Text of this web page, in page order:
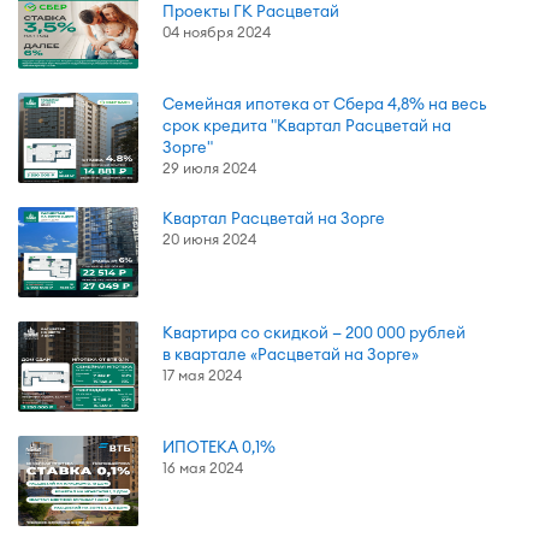
Проекты ГК Расцветай
04 ноября 2024
Семейная ипотека от Сбера 4,8% на весь
срок кредита "Квартал Расцветай на
Зорге"
29 июля 2024
Квартал Расцветай на Зорге
20 июня 2024
Квартира со скидкой — 200 000 рублей
в квартале «Расцветай на Зорге»
17 мая 2024
ИПОТЕКА 0,1%
16 мая 2024